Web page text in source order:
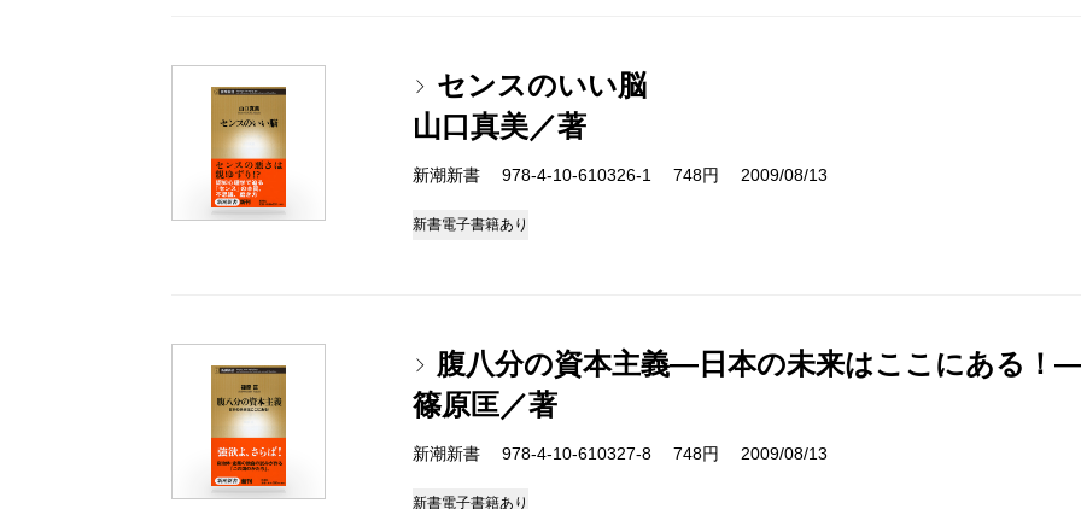
センスのいい脳
山口真美／著
新潮新書 978-4-10-610326-1 748円 2009/08/13
新書電子書籍あり
腹八分の資本主義―日本の未来はここにある！
篠原匡／著
新潮新書 978-4-10-610327-8 748円 2009/08/13
新書電子書籍あり